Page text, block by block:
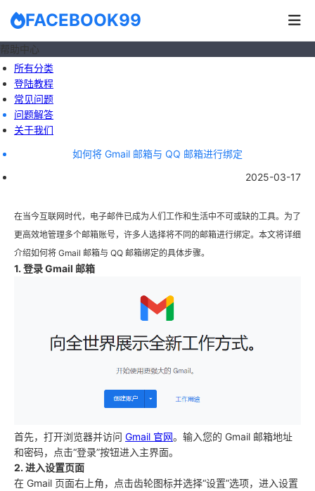
FACEBOOK99
帮助中心
所有分类
登陆教程
常见问题
问题解答
关于我们
如何将 Gmail 邮箱与 QQ 邮箱进行绑定
2025-03-17
在当今互联网时代，电子邮件已成为人们工作和生活中不可或缺的工具。为了
更高效地管理多个邮箱账号，许多人选择将不同的邮箱进行绑定。本文将详细
介绍如何将 Gmail 邮箱与 QQ 邮箱绑定的具体步骤。
1. 登录 Gmail 邮箱
首先，打开浏览器并访问 Gmail 官网。输入您的 Gmail 邮箱地址
和密码，点击“登录”按钮进入主界面。
2. 进入设置页面
在 Gmail 页面右上角，点击齿轮图标并选择“设置”选项，进入设置